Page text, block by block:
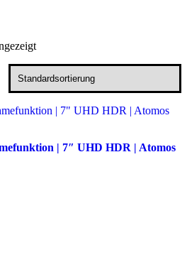
| 7″ UHD HDR | Atomos